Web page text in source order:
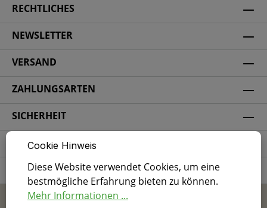
RECHTLICHES
NEWSLETTER
VERSAND
ZAHLUNGSARTEN
SICHERHEIT
SOCIAL MEDIA
ZERTIFIZIERUNG
* Alle Preise inkl. gesetzl. Mehrwertsteuer zzgl.
Cookie Hinweis
Diese Website verwendet Cookies, um eine
bestmögliche Erfahrung bieten zu können.
Mehr Informationen ...